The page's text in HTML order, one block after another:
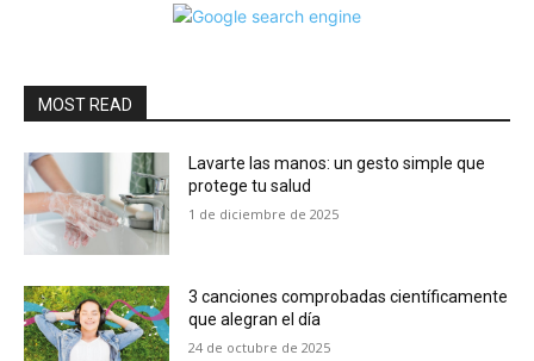
MOST READ
Lavarte las manos: un gesto simple que
protege tu salud
1 de diciembre de 2025
3 canciones comprobadas científicamente
que alegran el día
24 de octubre de 2025